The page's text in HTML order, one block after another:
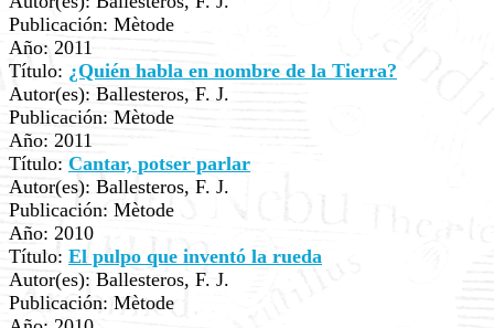
Publicación: Mètode
Año: 2011
Título: ¿Quién habla en nombre de la Tierra?
Autor(es): Ballesteros, F. J.
Publicación: Mètode
Año: 2011
Título: Cantar, potser parlar
Autor(es): Ballesteros, F. J.
Publicación: Mètode
Año: 2010
Título: El pulpo que inventó la rueda
Autor(es): Ballesteros, F. J.
Publicación: Mètode